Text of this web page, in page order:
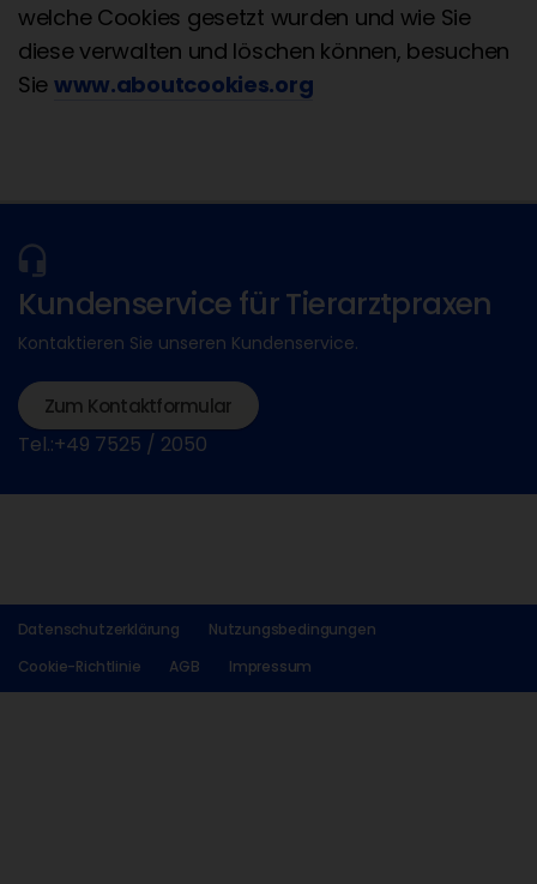
welche Cookies gesetzt wurden und wie Sie
diese verwalten und löschen können, besuchen
Sie www.aboutcookies.org
Kundenservice für Tierarztpraxen
Kontaktieren Sie unseren Kundenservice.
Zum Kontaktformular
Tel.:+49 7525 / 2050
Datenschutzerklärung
Nutzungsbedingungen
Cookie-Richtlinie
AGB Impressum